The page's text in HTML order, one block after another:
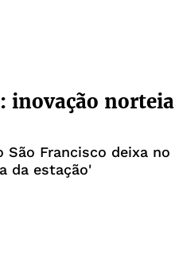
norteia
São Francisco deixa no
da estação'